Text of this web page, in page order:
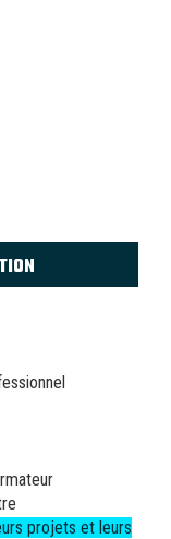
projets et leurs